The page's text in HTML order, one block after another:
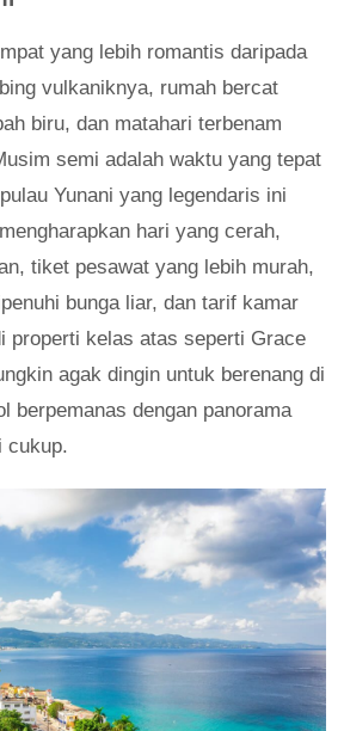
yang lebih romantis daripada
vulkaniknya, rumah bercat
biru, dan matahari terbenam
semi adalah waktu yang tepat
Yunani yang legendaris ini
hari yang cerah,
tiket pesawat yang lebih murah,
bunga liar, dan tarif kamar
properti kelas atas seperti Grace
agak dingin untuk berenang di
berpemanas dengan panorama
cukup.